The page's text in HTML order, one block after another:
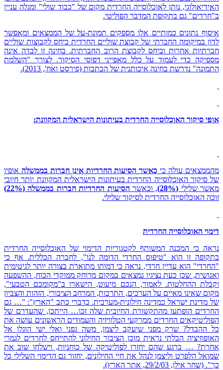
האידיאולוגי, נותן לאוכלוסייה החרדית מקום של "כבוד שולי" ומגלה עניין
ב"חרדים" גם בתקופת המדבר הפוליטי.
איסוף נתונים כמותיים אלו מספקים תמונת-על של הממצאים ומאפשר
לדון במיקומה החברתי של קבוצת שוליים החרדית ביחס לקבוצות שוליים
חברתיות אחרות וביחס לקבוצת הרוב החברתית. בחינה זו לבדה אינה
מספיקה כדי לעמוד על כלל מאפייני דפוסי הסיקור. לצורך "השלמת
התמונה" נדרשת בחינה איכותנית של הכתבות (פירסט ואח', 2013).
אופי סיקור האוכלוסייה החרדית בעיתונות הישראלית המקוונת:
מהממצאים עולה כי כאשר הסיעות החרדיות אינן חברות בממשלה אופיו
של סיקור האוכלוסייה החרדית בעיתונות הישראלית המקוונת יותר חיובי
מאשר שלילי (28%) , וכאשר הסיעות החרדיות חברות בממשלה (22%)
זוכה האוכלוסייה החרדית לסיקור שלילי.
דימוי האוכלוסייה החרדית
נראה כי המכנה המשותף לקטגוריות הדימוי של האוכלוסייה החרדית
בתקופה זו הוא "טיפוס החרדי הדומה לנו", לחברה הכללית. אף כי
"החרדי" הוא עדיין חרדי, נראה כי דמותו מתוארת בצורה יותר לגיטימית
ואנושית, שכן כעת נציגיו נמצאים במקום מרוחק ממוקדי הכוח, ההשפעה
וקבלת ההחלטות. לאמור, הנכם מיעוט, הישארו ב"מקומכם הטבעי",
מקום שאינו מאיים על הערכים, התרבות, המרחב הציבורי, הזהות והצביון
של מדינת ישראל כמדינה חילונית-מערבית. כדברי כתב "הארץ": "… גם
החרדים הופתעו מהתקשורת החיובית שלה זכו… הייתכן, שהעדרם של
הפוליטיקאים החרדים ממרקעי הטלוויזיה והעמודים הראשונים עושה את
כל ההבדל? שרק מפני שיעקב ליצמן, משה גפני ואלי ישי הוגלו אל
האופוזיציה הבלתי נראית מוכן הציבור החילוני להתייחס לחרדים לגמרי
אחרת? … ברגע שהם יחזרו לפוליטיקה של כוחניות, וישלחו שוב את
שמואל הלפרט וליצמן לנהל את חיי החילונים, יחזור גם הדימוי השלילי כל
כך". (שחר אילן, 29/2/03, אתר הארץ).